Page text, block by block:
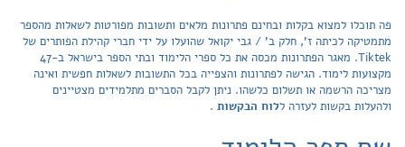
פה תוכלו למצוא בקלות ובחינם פתרונות מלאים ותשובות מפורטות לשאלות מהספר
מתמטיקה לכיתה ז', חלק ב' / גבי יקואל שהועלו על ידי חברי קהילת הפותרים של
Tiktek. מאגר הפתרונות מכסה את כל ספרי הלימוד ובתי הספר בישראל ב-47
מקצועות לימוד. הגישה לפתרונות והצפייה בכל התשובות לשאלות חפשית ואינה
מצריכה הרשמה או תשלום כלשהו. ניתן לקבל הסברים מתלמידים מצטיינים
ולהעלות בקשות לעזרה ללוח הבקשות .